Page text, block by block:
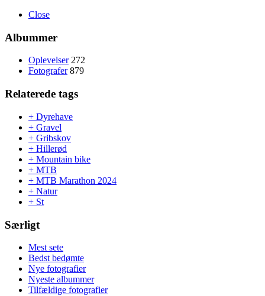
Close
Albummer
Oplevelser 272
Fotografer 879
Relaterede tags
+ Dyrehave
+ Gravel
+ Gribskov
+ Hillerød
+ Mountain bike
+ MTB
+ MTB Marathon 2024
+ Natur
+ St
Særligt
Mest sete
Bedst bedømte
Nye fotografier
Nyeste albummer
Tilfældige fotografier